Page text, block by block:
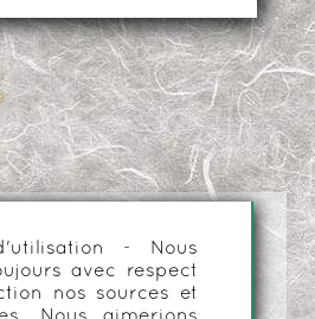
- Nous
avec respect
nos sources et